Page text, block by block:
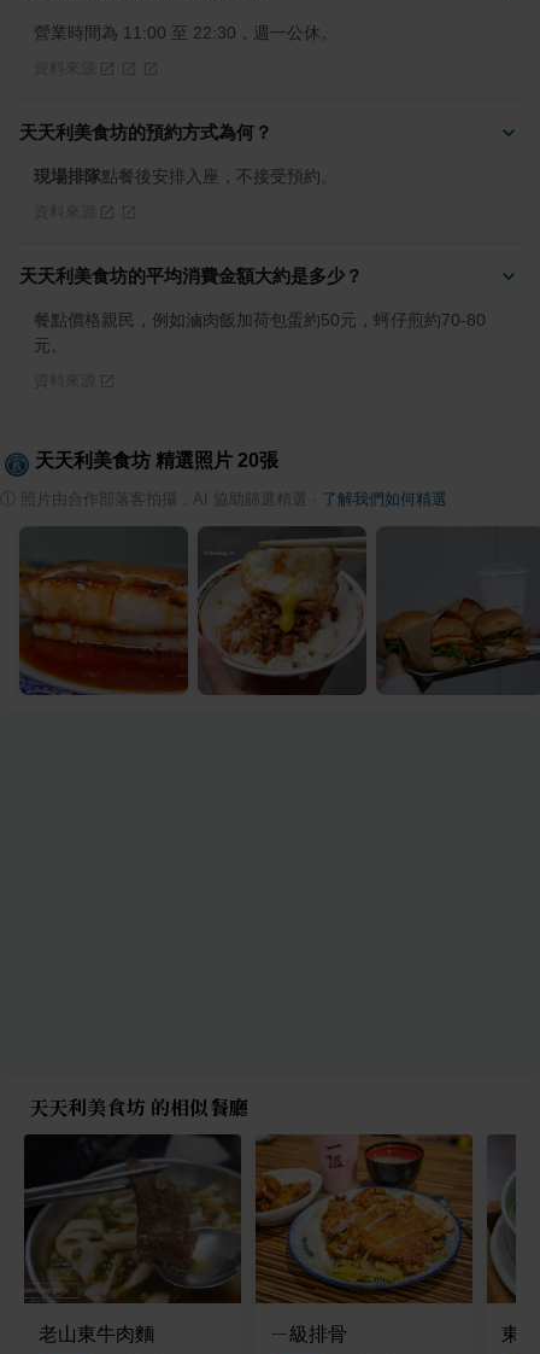
營業時間為 11:00 至 22:30，週一公休。
天天利美食坊的預約方式為何？
現場排隊點餐後安排入座，不接受預約。
天天利美食坊的平均消費金額大約是多少？
餐點價格親民，例如滷肉飯加荷包蛋約50元，蚵仔煎約70-80
元。
天天利美食坊 精選照片 20張
照片由合作部落客拍攝，AI 協助篩選精選 了解我們如何精選
天天利美食坊 的相似餐廳
老山東牛肉麵 ㄧ級排骨 東